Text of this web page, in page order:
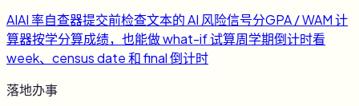
AIAI 率自查器提交前检查文本的 AI 风险信号分GPA / WAM 计
算器按学分算成绩，也能做 what-if 试算周学期倒计时看
week、census date 和 final 倒计时
落地办事